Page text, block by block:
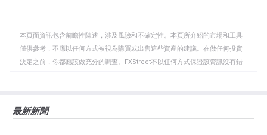
板
本頁面資訊包含前瞻性陳述，涉及風險和不確定性。本頁所介紹的市場和工具
僅供參考，不應以任何方式被視為購買或出售這些資產的建議。在做任何投資
決定之前，你都應該做充分的調查。FXStreet不以任何方式保證該資訊沒有錯
觀點，並不代表FXStreet或其廣告商的官方政策或立場。作者不對本頁連結的
最新新聞